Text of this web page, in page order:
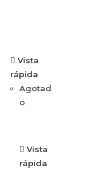
Vista
rápida
Agotad
o
Vista
rápida